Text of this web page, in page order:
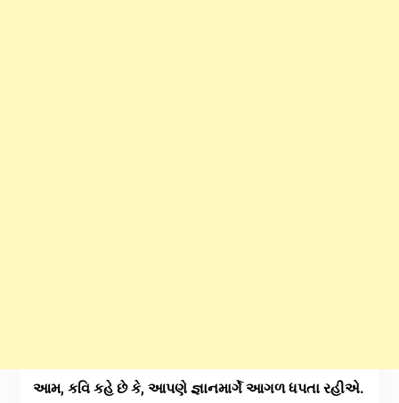
આમ, કવિ કહે છે કે, આપણે જ્ઞાનમાર્ગે આગળ ધપતા રહીએ.